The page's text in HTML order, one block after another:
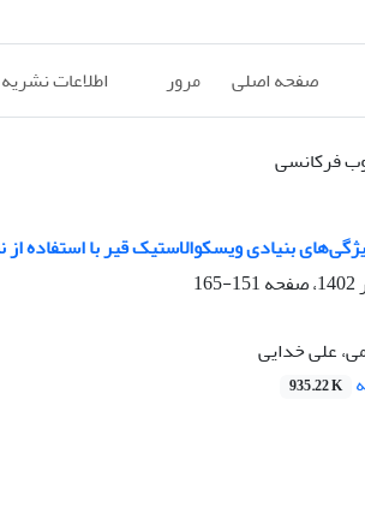
صفحه اصلی مرور اطلاعات نشریه
فرکانسی
بنیادی ویسکوالاستیک قیر با استفاده
151-165
علی خدایی
935.22 K